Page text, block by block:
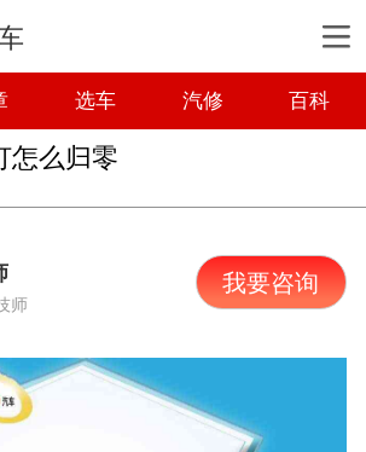
选车 汽修 百科
怎么归零
师
我要咨询